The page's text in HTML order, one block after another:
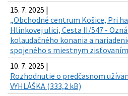
15. 7. 2025 |
„Obchodné centrum Košice, Pri
Hlinkovej ulici, Cesta II/547 -
kolaudačného konania a
spojeného s miestnym
10. 7. 2025 |
Rozhodnutie o predčasnom
VYHLÁŠKA (333,2 kB)